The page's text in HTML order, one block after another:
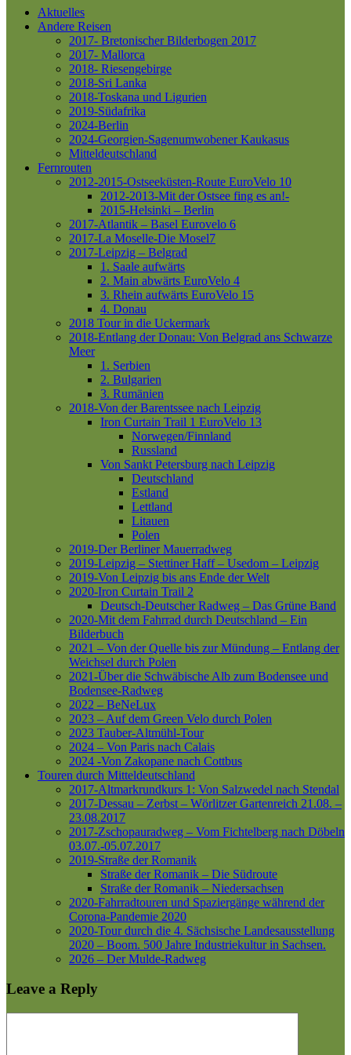
Aktuelles
Andere Reisen
2017- Bretonischer Bilderbogen 2017
2017- Mallorca
2018- Riesengebirge
2018-Sri Lanka
2018-Toskana und Ligurien
2019-Südafrika
2024-Berlin
2024-Georgien-Sagenumwobener Kaukasus
Mitteldeutschland
Fernrouten
2012-2015-Ostseeküsten-Route EuroVelo 10
2012-2013-Mit der Ostsee fing es an!-
2015-Helsinki – Berlin
2017-Atlantik – Basel Eurovelo 6
2017-La Moselle-Die Mosel7
2017-Leipzig – Belgrad
1. Saale aufwärts
2. Main abwärts EuroVelo 4
3. Rhein aufwärts EuroVelo 15
4. Donau
2018 Tour in die Uckermark
2018-Entlang der Donau: Von Belgrad ans Schwarze
Meer
1. Serbien
2. Bulgarien
3. Rumänien
2018-Von der Barentssee nach Leipzig
Iron Curtain Trail 1 EuroVelo 13
Norwegen/Finnland
Russland
Von Sankt Petersburg nach Leipzig
Deutschland
Estland
Lettland
Litauen
Polen
2019-Der Berliner Mauerradweg
2019-Leipzig – Stettiner Haff – Usedom – Leipzig
2019-Von Leipzig bis ans Ende der Welt
2020-Iron Curtain Trail 2
Deutsch-Deutscher Radweg – Das Grüne Band
2020-Mit dem Fahrrad durch Deutschland – Ein
Bilderbuch
2021 – Von der Quelle bis zur Mündung – Entlang der
Weichsel durch Polen
2021-Über die Schwäbische Alb zum Bodensee und
Bodensee-Radweg
2022 – BeNeLux
2023 – Auf dem Green Velo durch Polen
2023 Tauber-Altmühl-Tour
2024 – Von Paris nach Calais
2024 -Von Zakopane nach Cottbus
Touren durch Mitteldeutschland
2017-Altmarkrundkurs 1: Von Salzwedel nach Stendal
2017-Dessau – Zerbst – Wörlitzer Gartenreich 21.08. –
23.08.2017
2017-Zschopauradweg – Vom Fichtelberg nach Döbeln
03.07.-05.07.2017
2019-Straße der Romanik
Straße der Romanik – Die Südroute
Straße der Romanik – Niedersachsen
2020-Fahrradtouren und Spaziergänge während der
Corona-Pandemie 2020
2020-Tour durch die 4. Sächsische Landesausstellung
2020 – Boom. 500 Jahre Industriekultur in Sachsen.
2026 – Der Mulde-Radweg
Leave a Reply